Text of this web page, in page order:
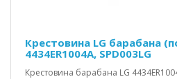
Крестовина LG барабана
4434ER1004A, SPD003LG
Крестовина барабана LG